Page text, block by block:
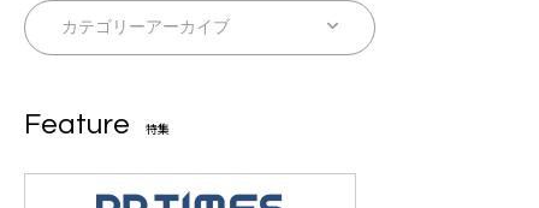
Feature 特集